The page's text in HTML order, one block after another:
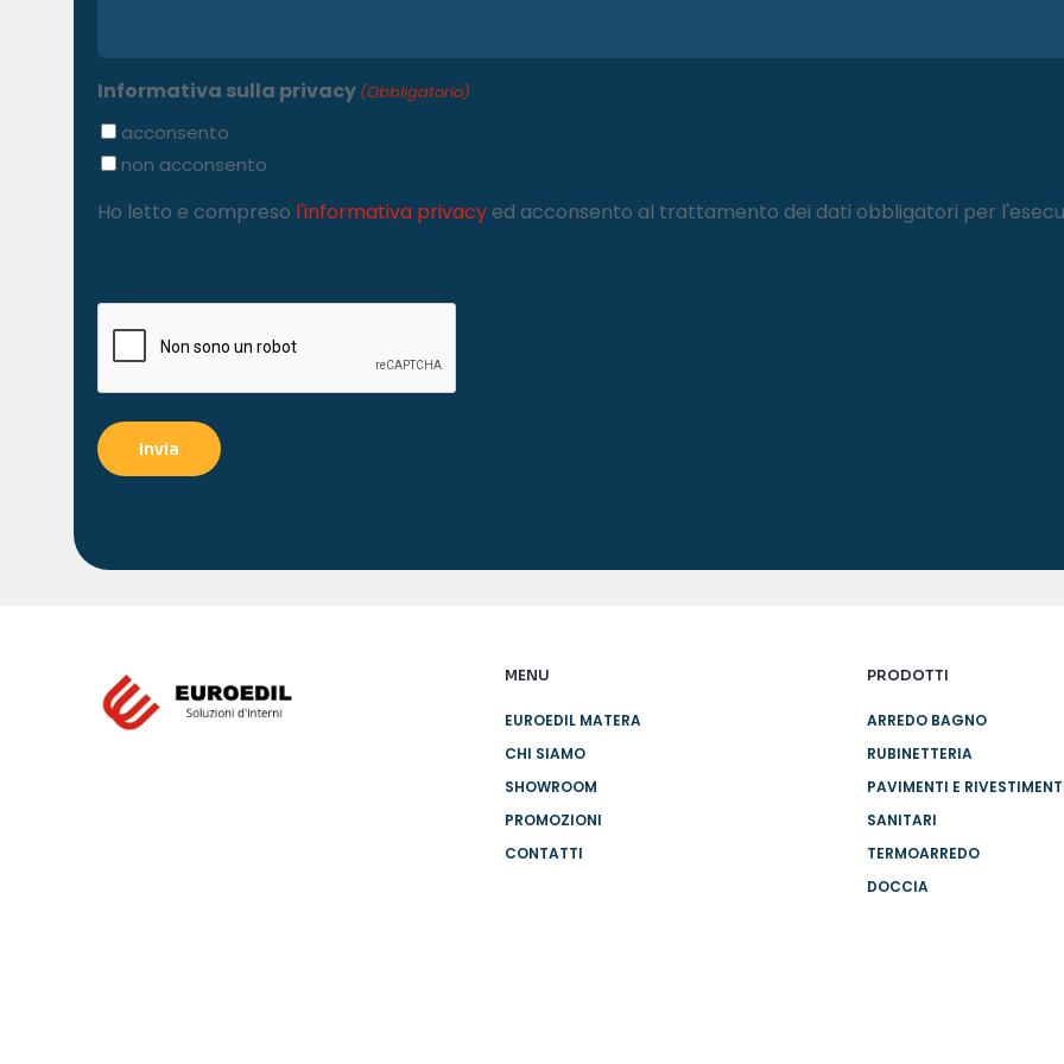
Informativa sulla privacy (Obbligatorio)
acconsento
non acconsento
Ho letto e compreso l'informativa privacyed acconsento al trattamento dei dati obbligatori per
T
C
H
MENU
EUROEDIL MATERA
CHI SIAMO
SHOWROOM
PROMOZIONI
CONTATTI
PRODOTTI
ARREDO BAGNO
RUBINETTERIA
PAVIMENTI E
SANITARI
TERMOARREDO
DOCCIA